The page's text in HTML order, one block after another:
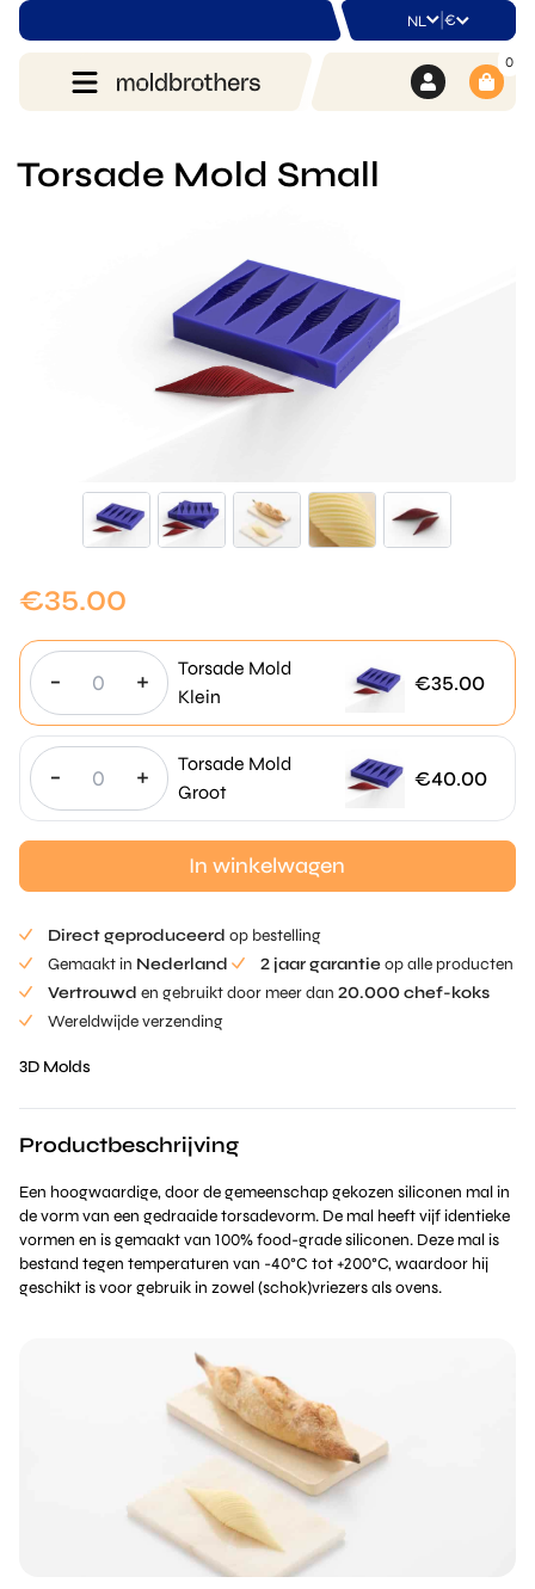
NL |€
0
Torsade Mold Small
€35.00
- +
Torsade Mold
Klein
€35.00
- +
Torsade Mold
Groot
€40.00
In winkelwagen
Direct geproduceerd op bestelling
Gemaakt in Nederland 2 jaar garantieop alle producten
Vertrouwd en gebruikt door meer dan 20.000 chef-koks
Wereldwijde verzending
3D Molds
Productbeschrijving
Een hoogwaardige, door de gemeenschap gekozen siliconen mal in
de vorm van een gedraaide torsadevorm. De mal heeft vijf identieke
vormen en is gemaakt van 100% food-grade siliconen. Deze mal is
bestand tegen temperaturen van -40°C tot +200°C, waardoor hij
geschikt is voor gebruik in zowel (schok)vriezers als ovens.